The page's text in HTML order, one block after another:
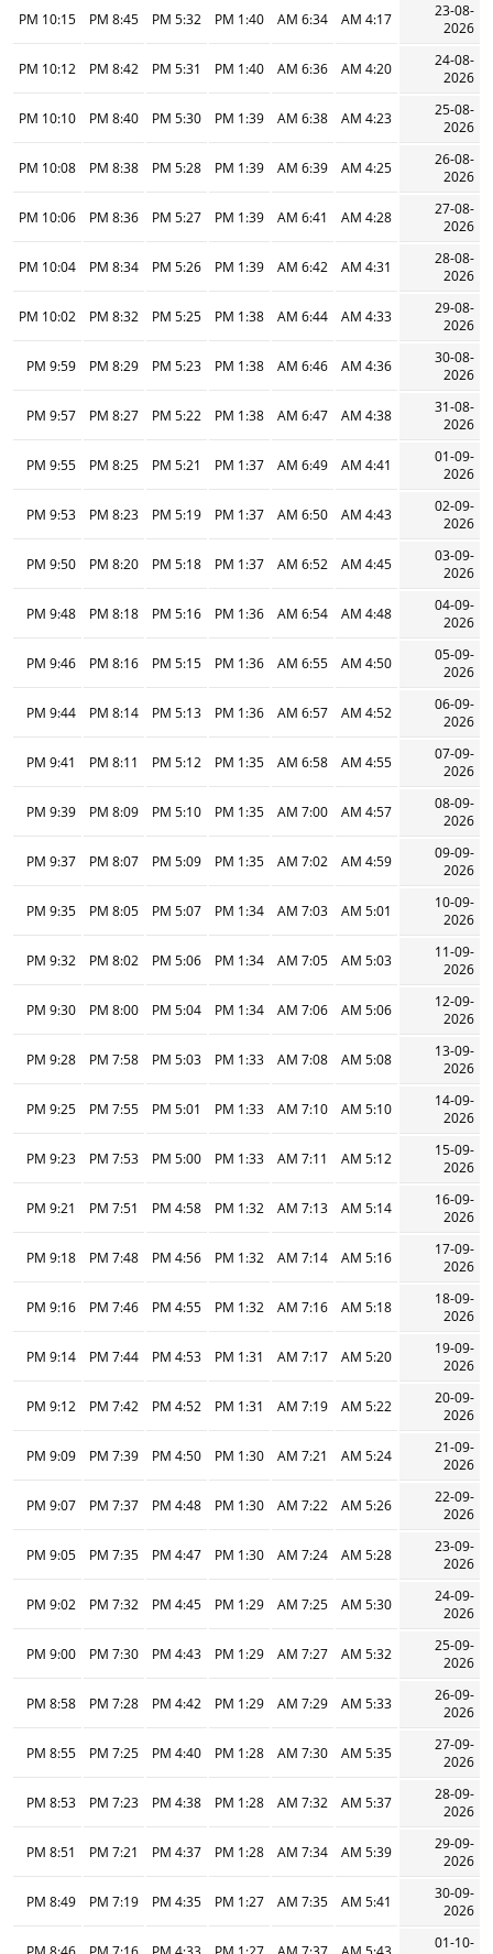
23-08-
2026
4:17 AM
6:34 AM
1:40 PM
5:32 PM
8:45 PM
10:15 PM
24-08-
2026
4:20 AM
6:36 AM
1:40 PM
5:31 PM
8:42 PM
10:12 PM
25-08-
2026
4:23 AM
6:38 AM
1:39 PM
5:30 PM
8:40 PM
10:10 PM
26-08-
2026
4:25 AM
6:39 AM
1:39 PM
5:28 PM
8:38 PM
10:08 PM
27-08-
2026
4:28 AM
6:41 AM
1:39 PM
5:27 PM
8:36 PM
10:06 PM
28-08-
2026
4:31 AM
6:42 AM
1:39 PM
5:26 PM
8:34 PM
10:04 PM
29-08-
2026
4:33 AM
6:44 AM
1:38 PM
5:25 PM
8:32 PM
10:02 PM
30-08-
2026
4:36 AM
6:46 AM
1:38 PM
5:23 PM
8:29 PM
9:59 PM
31-08-
2026
4:38 AM
6:47 AM
1:38 PM
5:22 PM
8:27 PM
9:57 PM
01-09-
2026
4:41 AM
6:49 AM
1:37 PM
5:21 PM
8:25 PM
9:55 PM
02-09-
2026
4:43 AM
6:50 AM
1:37 PM
5:19 PM
8:23 PM
9:53 PM
03-09-
2026
4:45 AM
6:52 AM
1:37 PM
5:18 PM
8:20 PM
9:50 PM
04-09-
2026
4:48 AM
6:54 AM
1:36 PM
5:16 PM
8:18 PM
9:48 PM
05-09-
2026
4:50 AM
6:55 AM
1:36 PM
5:15 PM
8:16 PM
9:46 PM
06-09-
2026
4:52 AM
6:57 AM
1:36 PM
5:13 PM
8:14 PM
9:44 PM
07-09-
2026
4:55 AM
6:58 AM
1:35 PM
5:12 PM
8:11 PM
9:41 PM
08-09-
2026
4:57 AM
7:00 AM
1:35 PM
5:10 PM
8:09 PM
9:39 PM
09-09-
2026
4:59 AM
7:02 AM
1:35 PM
5:09 PM
8:07 PM
9:37 PM
10-09-
2026
5:01 AM
7:03 AM
1:34 PM
5:07 PM
8:05 PM
9:35 PM
11-09-
2026
5:03 AM
7:05 AM
1:34 PM
5:06 PM
8:02 PM
9:32 PM
12-09-
2026
5:06 AM
7:06 AM
1:34 PM
5:04 PM
8:00 PM
9:30 PM
13-09-
2026
5:08 AM
7:08 AM
1:33 PM
5:03 PM
7:58 PM
9:28 PM
14-09-
2026
5:10 AM
7:10 AM
1:33 PM
5:01 PM
7:55 PM
9:25 PM
15-09-
2026
5:12 AM
7:11 AM
1:33 PM
5:00 PM
7:53 PM
9:23 PM
16-09-
2026
5:14 AM
7:13 AM
1:32 PM
4:58 PM
7:51 PM
9:21 PM
17-09-
2026
5:16 AM
7:14 AM
1:32 PM
4:56 PM
7:48 PM
9:18 PM
18-09-
2026
5:18 AM
7:16 AM
1:32 PM
4:55 PM
7:46 PM
9:16 PM
19-09-
2026
5:20 AM
7:17 AM
1:31 PM
4:53 PM
7:44 PM
9:14 PM
20-09-
2026
5:22 AM
7:19 AM
1:31 PM
4:52 PM
7:42 PM
9:12 PM
21-09-
2026
5:24 AM
7:21 AM
1:30 PM
4:50 PM
7:39 PM
9:09 PM
22-09-
2026
5:26 AM
7:22 AM
1:30 PM
4:48 PM
7:37 PM
9:07 PM
23-09-
2026
5:28 AM
7:24 AM
1:30 PM
4:47 PM
7:35 PM
9:05 PM
24-09-
2026
5:30 AM
7:25 AM
1:29 PM
4:45 PM
7:32 PM
9:02 PM
25-09-
2026
5:32 AM
7:27 AM
1:29 PM
4:43 PM
7:30 PM
9:00 PM
26-09-
2026
5:33 AM
7:29 AM
1:29 PM
4:42 PM
7:28 PM
8:58 PM
27-09-
2026
5:35 AM
7:30 AM
1:28 PM
4:40 PM
7:25 PM
8:55 PM
28-09-
2026
5:37 AM
7:32 AM
1:28 PM
4:38 PM
7:23 PM
8:53 PM
29-09-
2026
5:39 AM
7:34 AM
1:28 PM
4:37 PM
7:21 PM
8:51 PM
30-09-
2026
5:41 AM
7:35 AM
1:27 PM
4:35 PM
7:19 PM
8:49 PM
01-10-